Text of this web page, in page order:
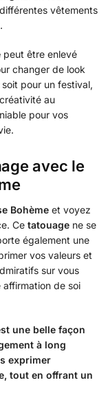
vêtements
peut être enlevé
changer de look
pour un festival,
au
pour vos
avec le
Bohème et voyez
Ce tatouage ne se
également une
vos valeurs et
sur vous
de soi
une belle façon
à long
exprimer
tout en offrant un